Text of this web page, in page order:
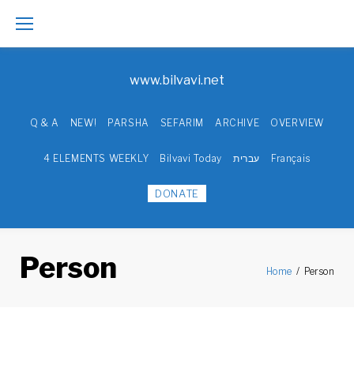
Skip
to
www.bilvavi.net
Q & A NEW! PARSHA SEFARIM ARCHIVE OVERVIEW
4 ELEMENTS WEEKLY Bilvavi Today עברית Français
DONATE
Person Home / Person